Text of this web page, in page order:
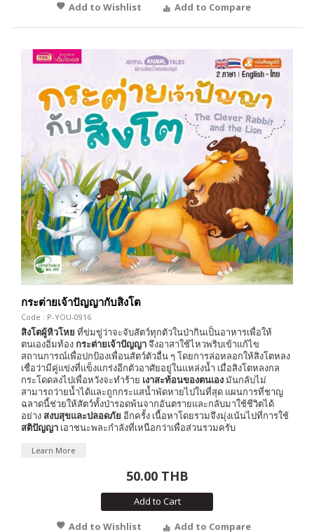
Add to Wishlist
Add to Compare
กระต่ายเจ้าปัญญากับสิงโต
Code : P-YOU-0916
สิงโตผู้หิวโหย ที่ข่มขู่ว่าจะจับสัตว์ทุกตัวในป่ากินเป็นอาหารเพื่อให้
ตนเองอิ่มท้องกระต่ายเจ้าปัญญาจึงอาสาใช้ไหวพริบเข้าแก้ไข
สถานการณ์เพื่อปกป้องเพื่อนสัตว์ตัวอื่น ๆ โดยการล่อหลอกให้สิงโตหลง
เชื่อว่ามีคู่แข่งที่แข็งแกร่งอีกตัวอาศัยอยู่ในแหล่งน้ำ เมื่อสิงโตหลงกล
กระโดดลงไปเพื่อหวังจะทำร้าย เงาสะท้อนของตนเองมันกลับไม่
สามารถว่ายน้ำได้และถูกกระแสน้ำพัดหายไปในที่สุด แผนการที่ชาญ
ฉลาดนี้ช่วยให้สัตว์ทั้งป่ารอดพ้นจากอันตรายและกลับมาใช้ชีวิตได้
อย่างสงบสุขและปลอดภัย อีกครั้ง เนื้อหาโดยรวมจึงมุ่งเน้นไปที่การใช้
สติปัญญา เอาชนะพละกำลังที่เหนือกว่าเพื่อส่วนรวมครับ
Learn More
50.00 THB
Add to Cart
Add to Wishlist
Add to Compare